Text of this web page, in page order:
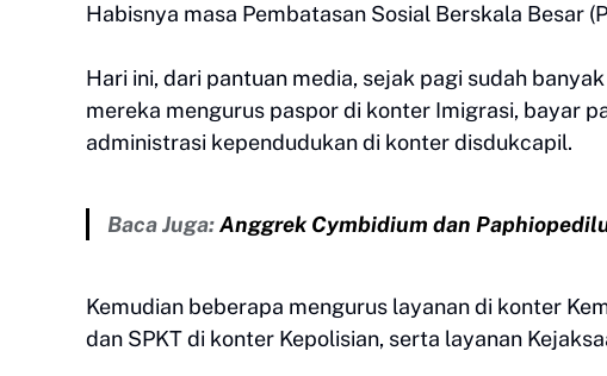
Habisnya masa Pembatasan Sosial Berskala Besar
Hari ini, dari pantuan media, sejak pagi sudah
mereka mengurus paspor di konter Imigrasi, bayar
administrasi kependudukan di konter disdukcapil.
Baca Juga:Anggrek Cymbidium dan
Kemudian beberapa mengurus layanan di konter
dan SPKT di konter Kepolisian, serta layanan